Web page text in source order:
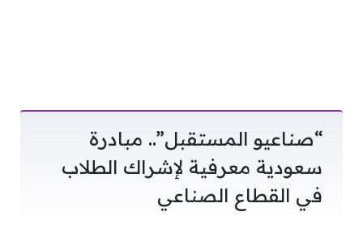
“صناعيو المستقبل”.. مبادرة
سعودية معرفية لإشراك الطلاب
في القطاع الصناعي